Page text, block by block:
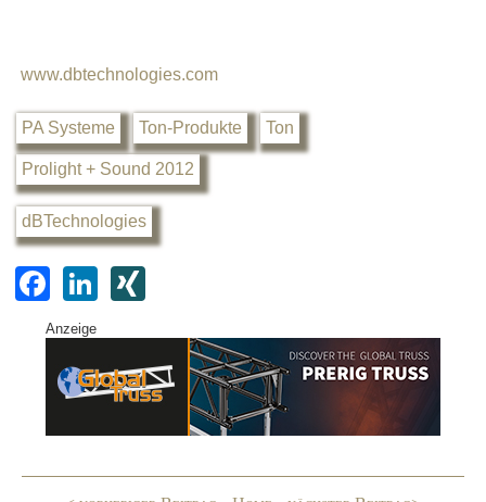
www.dbtechnologies.com
PA Systeme Ton-Produkte Ton
Prolight + Sound 2012
dBTechnologies
F
a
c
e
o
Li
k
e
G
Anzeige